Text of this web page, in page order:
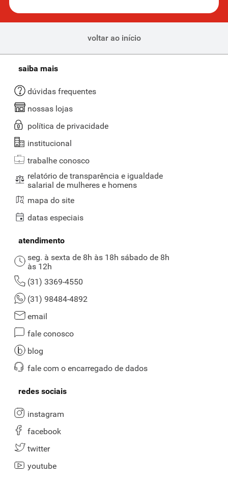
voltar ao início
saiba mais
dúvidas frequentes
nossas lojas
política de privacidade
institucional
trabalhe conosco
relatório de transparência e igualdade
salarial de mulheres e homens
mapa do site
datas especiais
atendimento
seg. à sexta de 8h às 18h sábado de 8h
às 12h
(31) 3369-4550
(31) 98484-4892
email
fale conosco
blog
fale com o encarregado de dados
redes sociais
instagram
facebook
twitter
youtube